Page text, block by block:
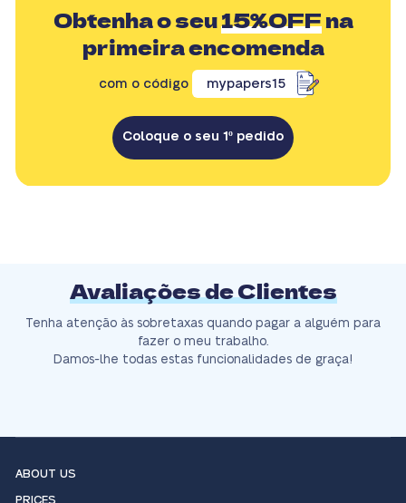
Obtenha o seu15%OFFna
primeira encomenda
com o código mypapers15
Coloque o seu 1º pedido
Avaliações de Clientes
Tenha atenção às sobretaxas quando pagar a alguém para
fazer o meu trabalho.
Damos-lhe todas estas funcionalidades de graça!
ABOUT US
PRICES